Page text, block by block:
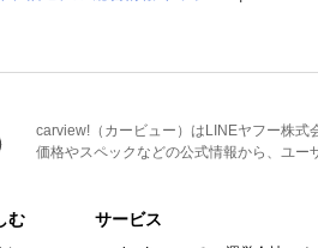
carview!（カービュー）はLINEヤフー株式
価格やスペックなどの公式情報から、ユー
む サービス